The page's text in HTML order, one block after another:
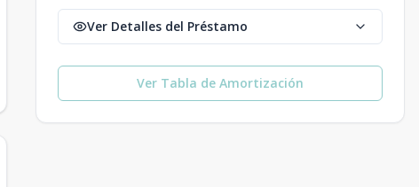
Ver Detalles del Préstamo
Ver Tabla de Amortización